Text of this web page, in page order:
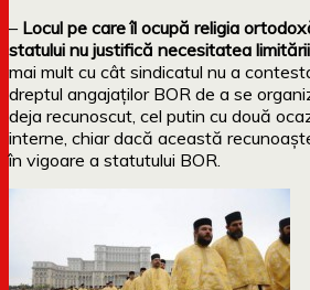
– Locul pe care îl ocupă religia
statului nu justifică necesitatea
mai mult cu cât sindicatul nu a
dreptul angajaților BOR de a se
deja recunoscut, cel putin cu două
interne, chiar dacă această
în vigoare a statutului BOR.